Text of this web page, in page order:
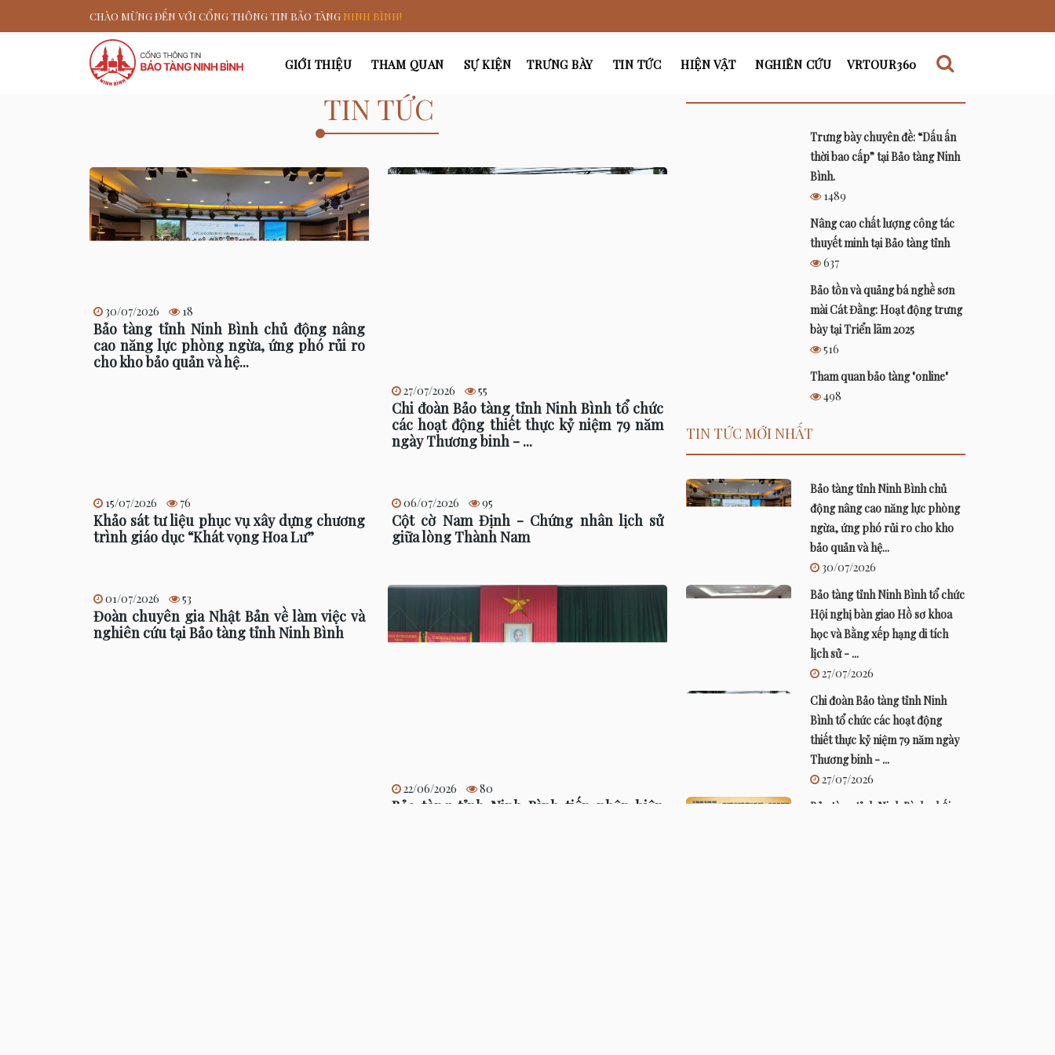
CHÀO MỪNG ĐẾN VỚI CỔNG THÔNG TIN BẢO TÀNG NINH BÌNH!
GIỚI THIỆU THAM QUAN SỰ KIỆN TRƯNG BÀY TIN TỨC HIỆN VẬT NGHIÊN CỨU VRTOUR360
TIN TỨC
30/07/2026 18
Bảo tàng tỉnh Ninh Bình chủ động nâng
cao năng lực phòng ngừa, ứng phó rủi ro
cho kho bảo quản và hệ...
27/07/2026 55
Chi đoàn Bảo tàng tỉnh Ninh Bình tổ chức
các hoạt động thiết thực kỷ niệm 79 năm
ngày Thương binh - ...
15/07/2026 76
Khảo sát tư liệu phục vụ xây dựng chương
trình giáo dục “Khát vọng Hoa Lư”
06/07/2026 95
Cột cờ Nam Định - Chứng nhân lịch sử
giữa lòng Thành Nam
01/07/2026 53
Đoàn chuyên gia Nhật Bản về làm việc và
nghiên cứu tại Bảo tàng tỉnh Ninh Bình
22/06/2026 80
Bảo tàng tỉnh Ninh Bình tiếp nhận hiện
Trưng bày chuyên đề: “Dấu ấn
thời bao cấp” tại Bảo tàng Ninh
Bình.
1489
Nâng cao chất lượng công tác
thuyết minh tại Bảo tàng tỉnh
637
Bảo tồn và quảng bá nghề sơn
mài Cát Đằng: Hoạt động trưng
bày tại Triển lãm 2025
516
Tham quan bảo tàng "online"
498
TIN TỨC MỚI NHẤT
Bảo tàng tỉnh Ninh Bình chủ
động nâng cao năng lực phòng
ngừa, ứng phó rủi ro cho kho
bảo quản và hệ...
30/07/2026
Bảo tàng tỉnh Ninh Bình tổ chức
Hội nghị bàn giao Hồ sơ khoa
học và Bằng xếp hạng di tích
lịch sử - ...
27/07/2026
Chi đoàn Bảo tàng tỉnh Ninh
Bình tổ chức các hoạt động
thiết thực kỷ niệm 79 năm ngày
Thương binh - ...
27/07/2026
Bảo tàng tỉnh Ninh Bình phối